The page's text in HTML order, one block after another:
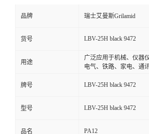
品牌 瑞士艾曼斯Grilamid
货号 LBV-25H black 9472
用途
广泛应用于机械、仪器
电气、铁路、家电、通讯
牌号 LBV-25H black 9472
型号 LBV-25H black 9472
品名 PA12